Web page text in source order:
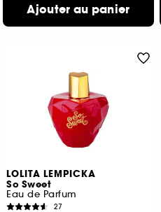
Ajouter au panier
LOLITA LEMPICKA
So Sweet
Eau de Parfum
27